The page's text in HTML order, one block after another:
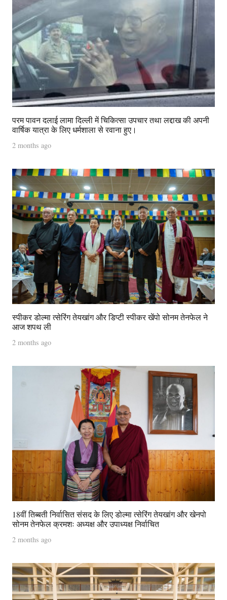
परम पावन दलाई लामा दिल्ली में चिकित्सा उपचार तथा लद्दाख की अपनी
वार्षिक यात्रा के लिए धर्मशाला से रवाना हुए।
2 months ago
स्पीकर डोल्मा त्सेरिंग तेयखांग और डिप्टी स्पीकर खेंपो सोनम तेनफेल ने
आज शपथ ली
2 months ago
18वीं तिब्बती निर्वासित संसद के लिए डोल्मा त्सेरिंग तेयखांग और खेनपो
सोनम तेनफेल क्रमशः अध्यक्ष और उपाध्यक्ष निर्वाचित
2 months ago